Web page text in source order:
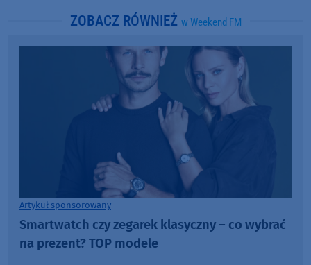
ZOBACZ RÓWNIEŻ w Weekend FM
Artykuł sponsorowany
Smartwatch czy zegarek klasyczny – co wybrać
na prezent? TOP modele